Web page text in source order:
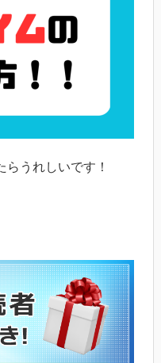
うれしいです！